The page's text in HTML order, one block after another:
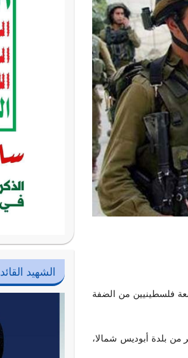
تسعة فلسطينيين من الضفة
من بلدة أبوديس شمالا،
الشهيد القائد